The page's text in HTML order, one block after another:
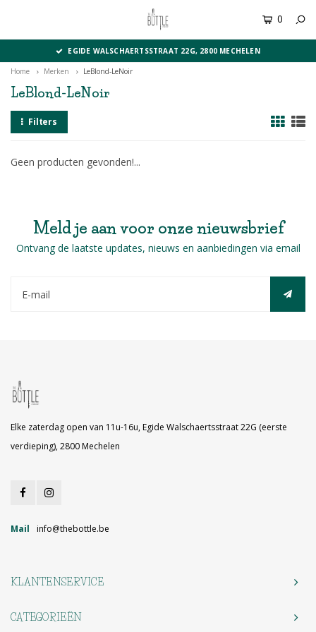
0
EGIDE WALSCHAERTSSTRAAT 22G, 2800 MECHELEN
Home Merken LeBlond-LeNoir
LeBlond-LeNoir
Filters
Geen producten gevonden!...
Meld je aan voor onze nieuwsbrief
Ontvang de laatste updates, nieuws en aanbiedingen via email
Elke zaterdag open van 11u-16u, Egide Walschaertsstraat 22G (eerste
verdieping), 2800 Mechelen
Mail info@thebottle.be
KLANTENSERVICE
CATEGORIEËN